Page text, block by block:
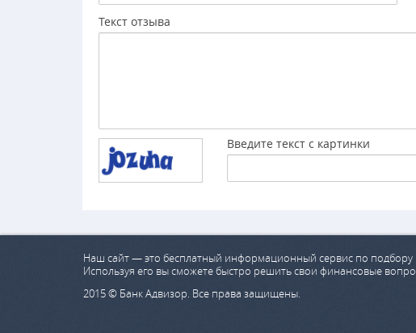
Текст отзыва
Введите текст с картинки
Наш сайт — это бесплатный информационный сервис по подбору
Используя его вы сможете быстро решить свои финансовые
2015 © Банк Адвизор. Все права защищены.